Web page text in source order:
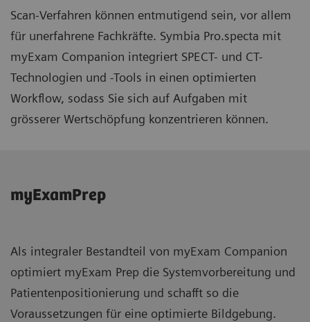
Scan-Verfahren können entmutigend sein, vor allem
für unerfahrene Fachkräfte. Symbia Pro.specta mit
myExam Companion integriert SPECT- und CT-
Technologien und -Tools in einen optimierten
Workflow, sodass Sie sich auf Aufgaben mit
grösserer Wertschöpfung konzentrieren können.
myExamPrep
Als integraler Bestandteil von myExam Companion
optimiert myExam Prep die Systemvorbereitung und
Patientenpositionierung und schafft so die
Voraussetzungen für eine optimierte Bildgebung.